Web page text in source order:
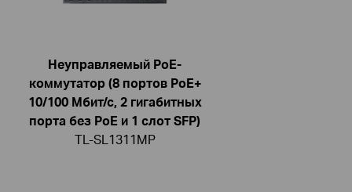
Неуправляемый PoE-
коммутатор (8 портов PoE+
10/100 Мбит/с, 2 гигабитных
порта без РоЕ и 1 слот SFP)
TL-SL1311MP